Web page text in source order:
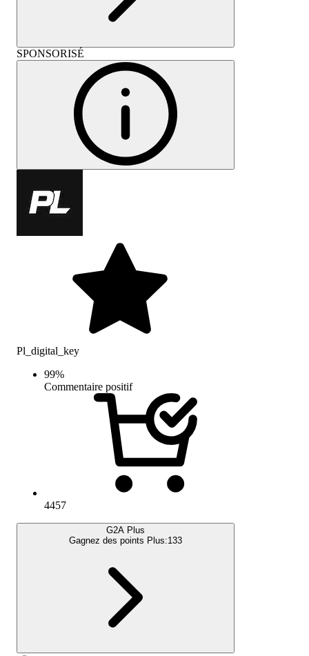
SPONSORISÉ
Pl_digital_key
99%
Commentaire positif
4457
G2A Plus
Gagnez des points Plus:133